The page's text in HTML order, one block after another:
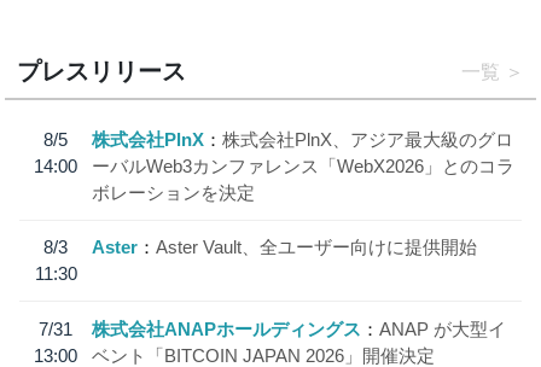
プレスリリース 一覧
8/5
14:00
株式会社PlnX
株式会社PlnX、アジア最大級のグロ
ーバルWeb3カンファレンス「WebX2026」とのコラ
ボレーションを決定
8/3
11:30
Aster Aster Vault、全ユーザー向けに提供開始
7/31
13:00
株式会社ANAPホールディングス
ANAP が大型イ
ベント「BITCOIN JAPAN 2026」開催決定